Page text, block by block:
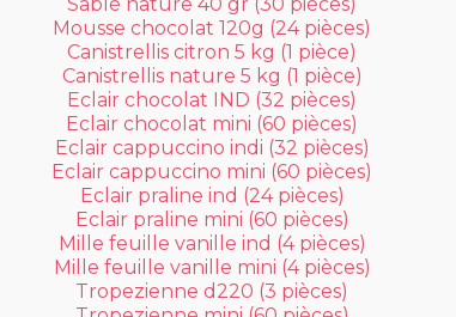
Mousse chocolat 120g (24 pièces)
Canistrellis citron 5 kg (1 pièce)
Canistrellis nature 5 kg (1 pièce)
Eclair chocolat IND (32 pièces)
Eclair chocolat mini (60 pièces)
Eclair cappuccino indi (32 pièces)
Eclair cappuccino mini (60 pièces)
Eclair praline ind (24 pièces)
Eclair praline mini (60 pièces)
Mille feuille vanille ind (4 pièces)
Mille feuille vanille mini (4 pièces)
Tropezienne d220 (3 pièces)